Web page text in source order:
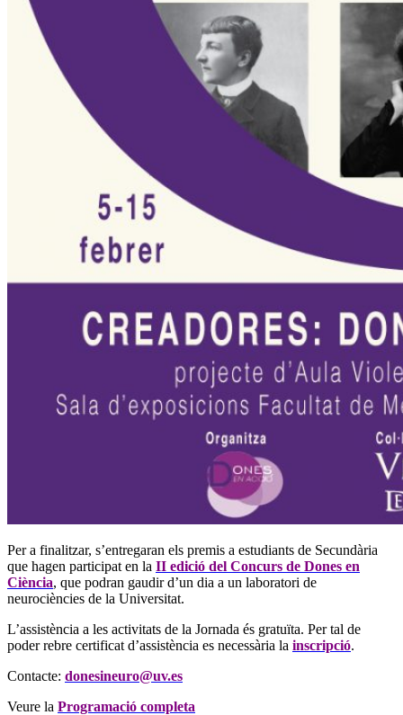
Per a finalitzar, s’entregaran els premis a estudiants de Secundària
que hagen participat en la II edició del Concurs de Dones en
Ciència, que podran gaudir d’un dia a un laboratori de
neurociències de la Universitat.
L’assistència a les activitats de la Jornada és gratuïta. Per tal de
poder rebre certificat d’assistència es necessària la inscripció.
Contacte: donesineuro@uv.es
Veure la Programació completa